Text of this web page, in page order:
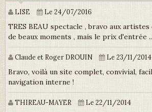
LISE Le 24/07/2016
TRES BEAU spectacle , bravo aux
de beaux moments , mais le prix d'entrée
Claude et Roger DROUIN Le 23/11/2014
Bravo, voilà un site complet, convivial,
navigation interne !
THIREAU-MAYER Le 22/11/2014